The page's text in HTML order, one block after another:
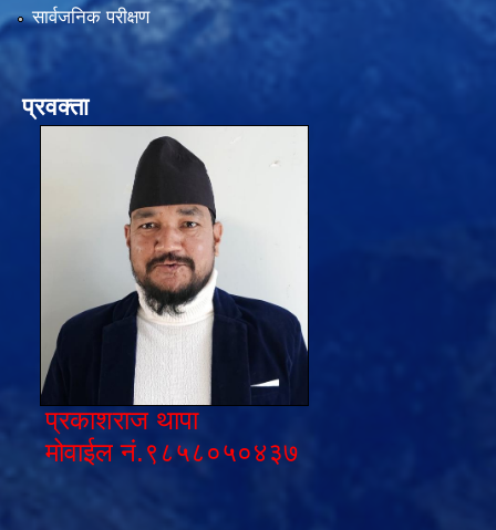
सार्वजनिक परीक्षण
प्रवक्ता
प्रकाशराज थापा
मोवाईल नं.९८५८०५०४३७